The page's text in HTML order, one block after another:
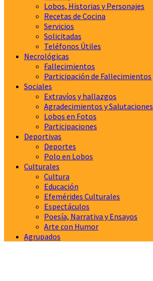
Lobos, Historias y Personajes
Recetas de Cocina
Servicios
Solicitadas
Teléfonos Útiles
Necrológicas
Fallecimientos
Participación de Fallecimientos
Sociales
Extravíos y hallazgos
Agradecimientos y Salutaciones
Lobos en Fotos
Participaciones
Deportivas
Deportes
Polo en Lobos
Culturales
Cultura
Educación
Efemérides Culturales
Espectáculos
Poesía, Narrativa y Ensayos
Arte con Humor
Agrupados